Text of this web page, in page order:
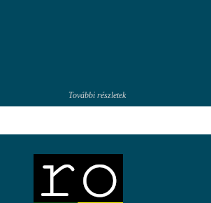
További részletek